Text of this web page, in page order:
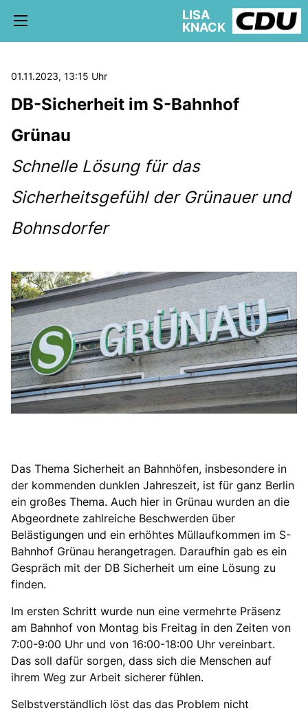
BÜRGERBÜRO
LISA
KNACK
01.11.2023, 13:15 Uhr
DB-Sicherheit im S-Bahnhof
Grünau
Schnelle Lösung für das
Sicherheitsgefühl der Grünauer und
Bohnsdorfer
Das Thema Sicherheit an Bahnhöfen, insbesondere in
der kommenden dunklen Jahreszeit, ist für ganz Berlin
ein großes Thema. Auch hier in Grünau wurden an die
Abgeordnete zahlreiche Beschwerden über
Belästigungen und ein erhöhtes Müllaufkommen im S-
Bahnhof Grünau herangetragen. Daraufhin gab es ein
Gespräch mit der DB Sicherheit um eine Lösung zu
finden.
Im ersten Schritt wurde nun eine vermehrte Präsenz
am Bahnhof von Montag bis Freitag in den Zeiten von
7:00-9:00 Uhr und von 16:00-18:00 Uhr vereinbart.
Das soll dafür sorgen, dass sich die Menschen auf
ihrem Weg zur Arbeit sicherer fühlen.
Selbstverständlich löst das das Problem nicht